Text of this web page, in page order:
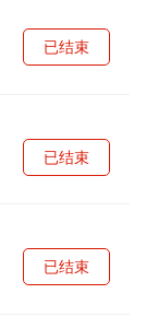
已结束
已结束
已结束